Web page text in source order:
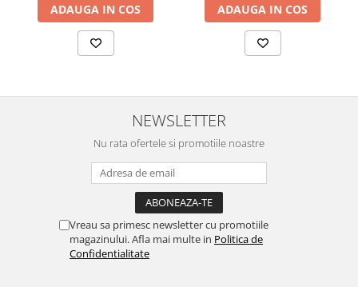
ADAUGA IN COS ADAUGA IN COS
NEWSLETTER
Nu rata ofertele si promotiile noastre
Vreau sa primesc newsletter cu promotiile
magazinului. Afla mai multe in Politica de
Confidentialitate